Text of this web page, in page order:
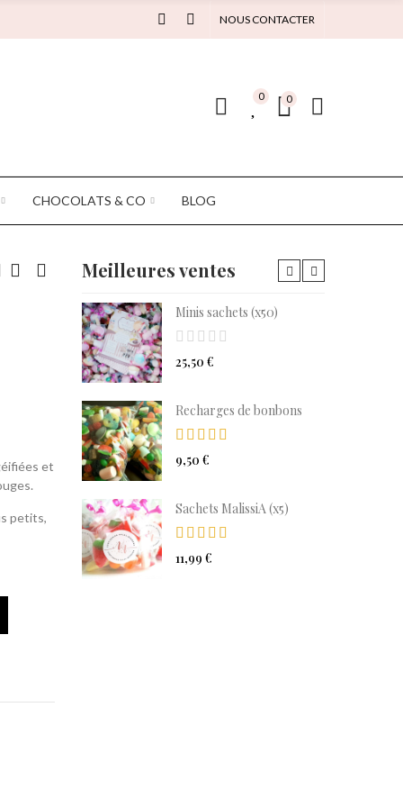
NOUS CONTACTER
0 0
CHOCOLATS & CO BLOG
et
petits,
Meilleures ventes
fête
Minis sachets (x50)
25,50 €
Recharges de bonbons
9,50 €
Sachets MalissiA (x5)
11,99 €